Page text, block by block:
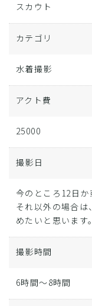
スカウト
カテゴリ
水着撮影
アクト費
25000
撮影日
今のところ12日か
それ以外の場合は
めたいと思います。
撮影時間
6時間～8時間